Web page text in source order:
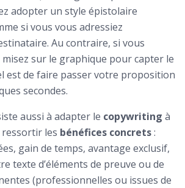
adopter un style épistolaire
si vous vous adressiez
Au contraire, si vous
sur le graphique pour capter le
est de faire passer votre proposition
secondes.
aussi à adapter le copywriting à
ressortir les bénéfices concrets:
gain de temps, avantage exclusif,
texte d’éléments de preuve ou de
(professionnelles ou issues de